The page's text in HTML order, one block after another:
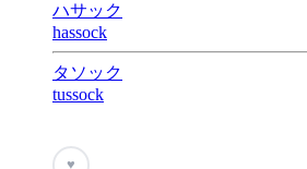
ハサック
hassock
タソック
tussock
♥